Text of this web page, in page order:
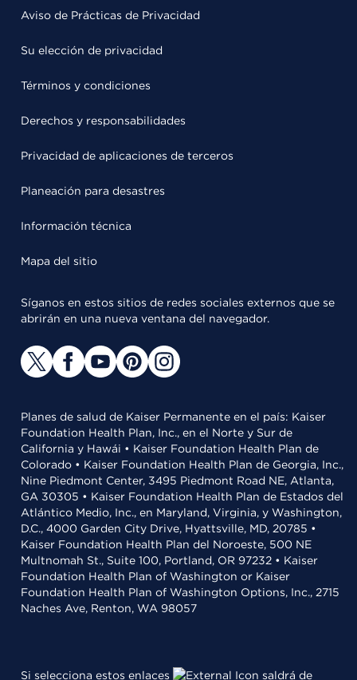
Aviso de Prácticas de Privacidad
Su elección de privacidad
Términos y condiciones
Derechos y responsabilidades
Privacidad de aplicaciones de terceros
Planeación para desastres
Información técnica
Mapa del sitio
Síganos en estos sitios de redes sociales externos que se
abrirán en una nueva ventana del navegador.
Planes de salud de Kaiser Permanente en el país: Kaiser
Foundation Health Plan, Inc., en el Norte y Sur de
California y Hawái • Kaiser Foundation Health Plan de
Colorado • Kaiser Foundation Health Plan de Georgia, Inc.,
Nine Piedmont Center, 3495 Piedmont Road NE, Atlanta,
GA 30305 • Kaiser Foundation Health Plan de Estados del
Atlántico Medio, Inc., en Maryland, Virginia, y Washington,
D.C., 4000 Garden City Drive, Hyattsville, MD, 20785 •
Kaiser Foundation Health Plan del Noroeste, 500 NE
Multnomah St., Suite 100, Portland, OR 97232 • Kaiser
Foundation Health Plan of Washington or Kaiser
Foundation Health Plan of Washington Options, Inc., 2715
Naches Ave, Renton, WA 98057
Si selecciona estos enlaces saldrá de